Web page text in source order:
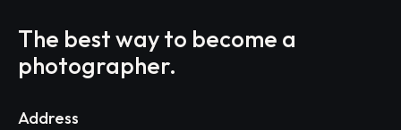
The best way to become a
photographer.
Address